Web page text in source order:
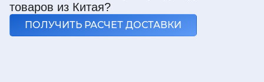
товаров из Китая?
ПОЛУЧИТЬ РАСЧЕТ ДОСТАВКИ